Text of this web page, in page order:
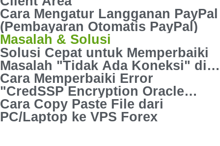
Cara Mengatur Langganan PayPal
(Pembayaran Otomatis PayPal)
Masalah & Solusi
Solusi Cepat untuk Memperbaiki
Masalah "Tidak Ada Koneksi" di
MT4
Cara Memperbaiki Error
"CredSSP Encryption Oracle
Remediation" di RDC
Cara Copy Paste File dari
PC/Laptop ke VPS Forex